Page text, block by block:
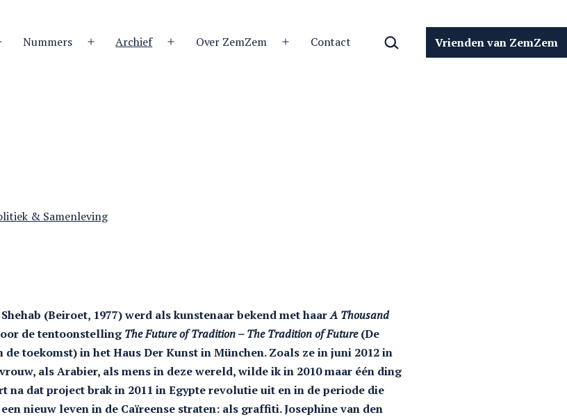
Nummers
Open
Archief
Open
Over ZemZem
Open
Contact Zoeken… Vrienden van ZemZem
& Samenleving
(Beiroet, 1977) werd als kunstenaar bekend met haarA Thousand
de tentoonstellingThe Future of Tradition – The Tradition of Future(De
toekomst) in het Haus Der Kunst in München. Zoals ze in juni 2012 in
als Arabier, als mens in deze wereld, wilde ik in 2010 maar één ding
na dat project brak in 2011 in Egypte revolutie uit en in de periode die
nieuw leven in de Caïreense straten: als graffiti. Josephine van den